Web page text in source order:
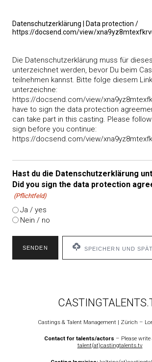
Datenschutzerklärung | Data protection /
https://docsend.com/view/
Die Datenschutzerklärung muss für
unterzeichnet werden, bevor Du beim
teilnehmen kannst. Bitte folge diesem
unterzeichne:
https://docsend.com/view/
have to sign the data protection
can take part in this casting. Please
sign before you continue:
https://docsend.com/view/
Hast du die Datenschutzerklärung
Did you sign the data protection
(Pflichtfeld)
Ja / yes
Nein / no
SPEICHERN UND
Castings & Talent Management | Zürich –
Contact for talents/actors – Please write
talent(at)castingtalents.tv